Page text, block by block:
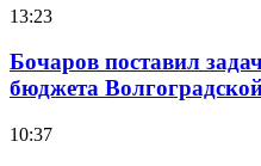
13:23
Бочаров поставил
бюджета
10:37